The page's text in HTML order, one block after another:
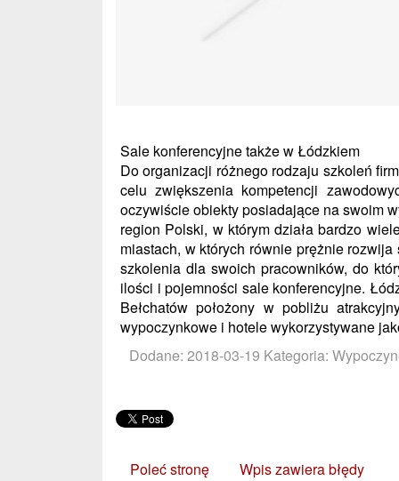
Sale konferencyjne także w Łódzkiem
Do organizacji różnego rodzaju szkoleń
celu zwiększenia kompetencji
oczywiście obiekty posiadające na swoim
region Polski, w którym działa bardzo
miastach, w których równie prężnie
szkolenia dla swoich pracowników, do
ilości i pojemności sale konferencyjne.
Bełchatów położony w pobliżu
wypoczynkowe i hotele wykorzystywane
Dodane: 2018-03-19 Kategoria:
Poleć stronę Wpis zawiera błędy